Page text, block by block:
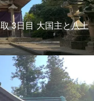
3日目 大国主と八上